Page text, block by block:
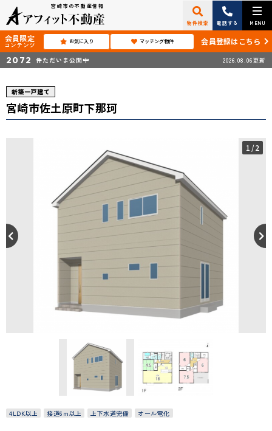
宮崎市の不動産情報
物件検索 電話する MENU
会員限定
コンテンツ お気に入り マッチング物件 会員登録はこちら
2072 件ただいま公開中 2026.08.06更新
新築一戸建て
宮崎市佐土原町下那珂
1 /2
4LDK以上 接道6ｍ以上 上下水道完備 オール電化